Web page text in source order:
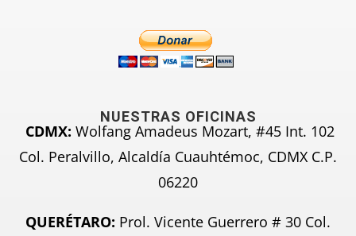
NUESTRAS OFICINAS
CDMX: Wolfang Amadeus Mozart, #45 Int. 102
Col. Peralvillo, Alcaldía Cuauhtémoc, CDMX C.P.
06220
QUERÉTARO: Prol. Vicente Guerrero # 30 Col.